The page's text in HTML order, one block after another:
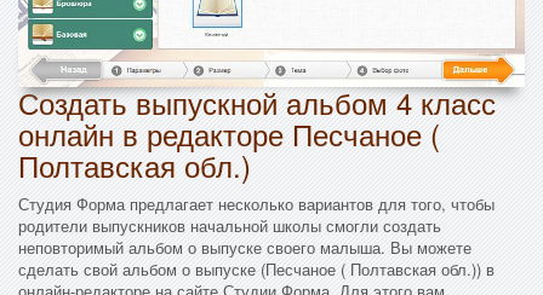
Создать выпускной альбом 4 класс
онлайн в редакторе Песчаное (
Полтавская обл.)
Студия Форма предлагает несколько вариантов для того, чтобы
родители выпускников начальной школы смогли создать
неповторимый альбом о выпуске своего малыша. Вы можете
сделать свой альбом о выпуске (Песчаное ( Полтавская обл.)) в